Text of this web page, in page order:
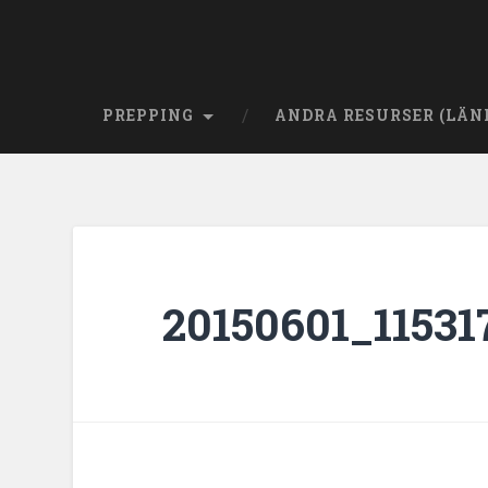
PREPPING ANDRA RESURSER